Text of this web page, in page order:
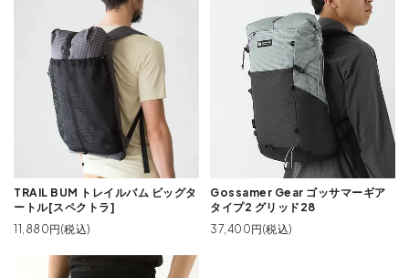
TRAIL BUM トレイルバム ビッグタ
ートル[スペクトラ]
11,880円(税込)
Gossamer Gear ゴッサマーギア
タイプ2 グリッド28
37,400円(税込)